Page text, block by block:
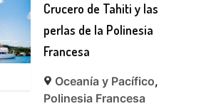
Crucero de Tahiti y las
perlas de la Polinesia
Francesa
Oceanía y Pacífico,
Polinesia Francesa